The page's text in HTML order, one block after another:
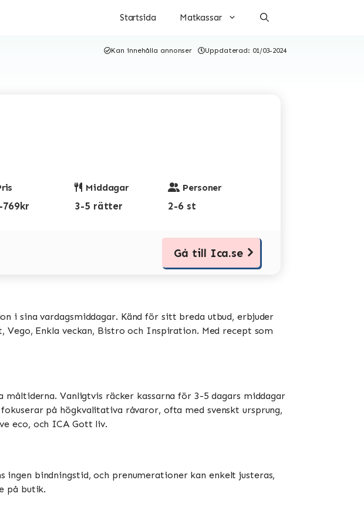
Startsida Matkassar
Kan innehålla annonser Uppdaterad: 01/03-2024
769kr
Middagar
3-5 rätter
Personer
2-6 st
Gå till Ica.se
i sina vardagsmiddagar. Känd för sitt breda utbud, erbjuder
Vego, Enkla veckan, Bistro och Inspiration​​​​. Med recept som
Vanligtvis räcker kassarna för 3-5 dagars middagar
på högkvalitativa råvaror, ofta med svenskt ursprung,
eco, och ICA Gott liv​​.
ingen bindningstid, och prenumerationer kan enkelt justeras,
på butik​​​​.